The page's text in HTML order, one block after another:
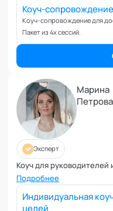
Возрастные
Воспитание
Зависимости
Защита от
Иммунитет
Когнитивные
Командное
Коуч-
Коуч-сопровождение для
Пакет из 4х сессий.
Марина
Петрова
Эксперт
Коуч для руководителей
Подробнее
Индивидуальная
целей